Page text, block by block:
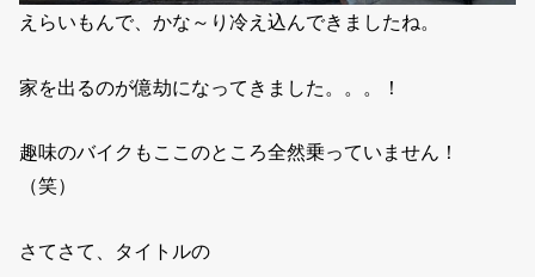
えらいもんで、かな～り冷え込んできましたね。
家を出るのが億劫になってきました。。。！
趣味のバイクもここのところ全然乗っていません！
（笑）
さてさて、タイトルの